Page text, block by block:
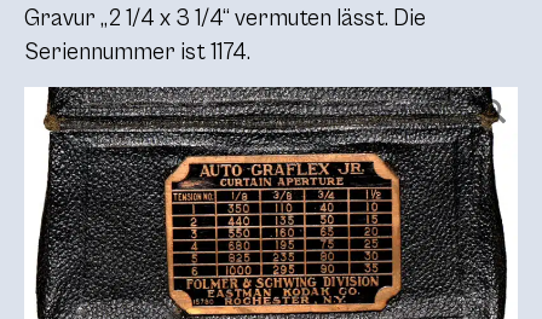
Gravur „2 1/4 x 3 1/4“ vermuten lässt. Die
Seriennummer ist 1174.